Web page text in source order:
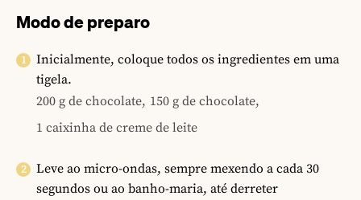
Modo de preparo
Inicialmente, coloque todos os ingredientes em uma
tigela.
200 g de chocolate, 150 g de chocolate,
1 caixinha de creme de leite
Leve ao micro-ondas, sempre mexendo a cada 30
segundos ou ao banho-maria, até derreter